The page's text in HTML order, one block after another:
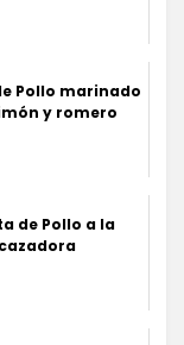
Pollo marinado
y romero
de Pollo a la
cazadora